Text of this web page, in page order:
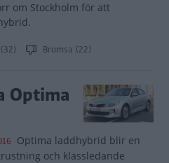
om Stockholm för att
Bromsa (22)
Optima
Optima laddhybrid blir en
och klassledande